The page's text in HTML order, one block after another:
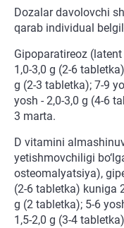
Dozalar davolovchi
qarab individual
Gipoparatireoz
1,0-3,0 g (2-6
g (2-3 tabletka); 7-9
yosh - 2,0-3,0 g (4-6
3 marta.
D vitamini
yetishmovchiligi
osteomalyatsiya),
(2-6 tabletka) kuniga
g (2 tabletka); 5-6
1,5-2,0 g (3-4